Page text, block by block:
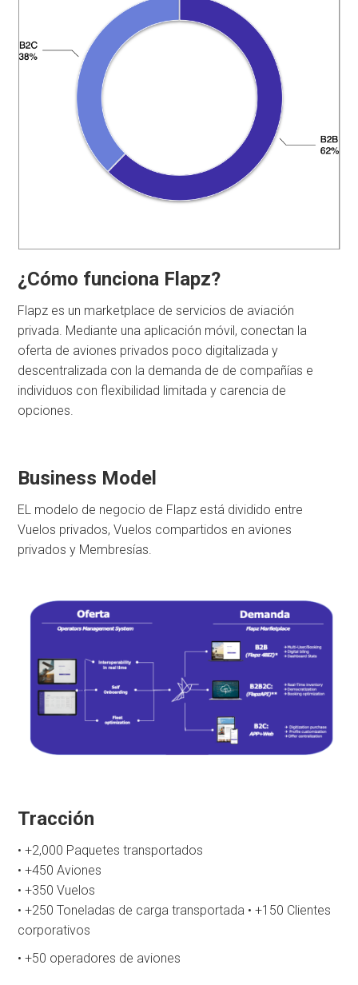
¿Cómo funciona Flapz?
Flapz es un marketplace de servicios de aviación
privada. Mediante una aplicación móvil, conectan la
oferta de aviones privados poco digitalizada y
descentralizada con la demanda de de compañías e
individuos con flexibilidad limitada y carencia de
opciones.
Business Model
EL modelo de negocio de Flapz está dividido entre
Vuelos privados, Vuelos compartidos en aviones
privados y Membresías.
Tracción
• +2,000 Paquetes transportados
• +450 Aviones
• +350 Vuelos
• +250 Toneladas de carga transportada • +150 Clientes
corporativos
• +50 operadores de aviones